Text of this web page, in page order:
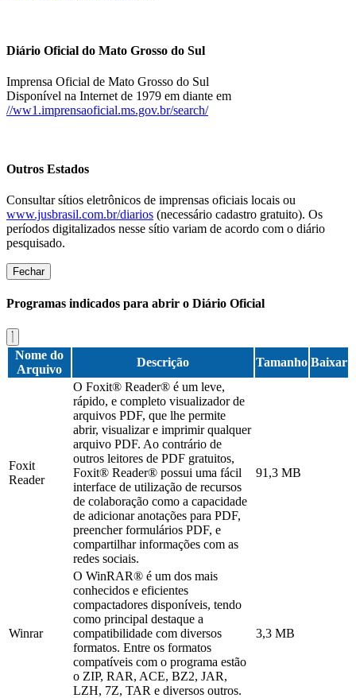
Diário Oficial do Mato Grosso do Sul
Imprensa Oficial de Mato Grosso do Sul
Disponível na Internet de 1979 em diante em
//ww1.imprensaoficial.ms.gov.br/search/
Outros Estados
Consultar sítios eletrônicos de imprensas oficiais locais ou
www.jusbrasil.com.br/diarios (necessário cadastro gratuito). Os
períodos digitalizados nesse sítio variam de acordo com o diário
pesquisado.
Fechar
Programas indicados para abrir o Diário Oficial
Nome do
Arquivo
Descrição Tamanho Baixar
Foxit
Reader
O Foxit® Reader® é um leve,
rápido, e completo visualizador de
arquivos PDF, que lhe permite
abrir, visualizar e imprimir qualquer
arquivo PDF. Ao contrário de
outros leitores de PDF gratuitos,
Foxit® Reader® possui uma fácil
interface de utilização de recursos
de colaboração como a capacidade
de adicionar anotações para PDF,
preencher formulários PDF, e
compartilhar informações com as
redes sociais.
91,3 MB
Winrar
O WinRAR® é um dos mais
conhecidos e eficientes
compactadores disponíveis, tendo
como principal destaque a
compatibilidade com diversos
formatos. Entre os formatos
compatíveis com o programa estão
o ZIP, RAR, ACE, BZ2, JAR,
LZH, 7Z, TAR e diversos outros.
3,3 MB